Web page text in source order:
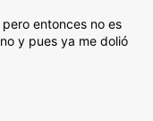
entonces no es
y pues ya me dolió